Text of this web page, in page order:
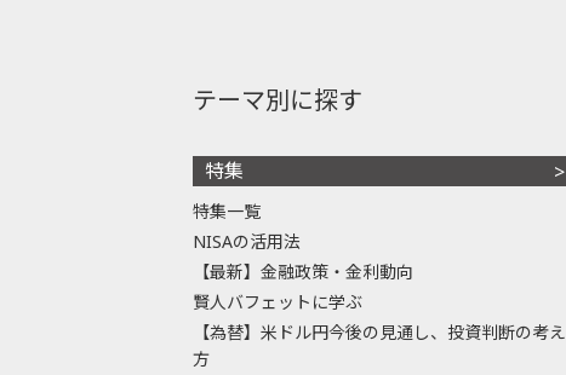
テーマ別に探す
特集
特集一覧
NISAの活用法
【最新】金融政策・金利動向
賢人バフェットに学ぶ
【為替】米ドル円今後の見通し、投資判断の考え
方